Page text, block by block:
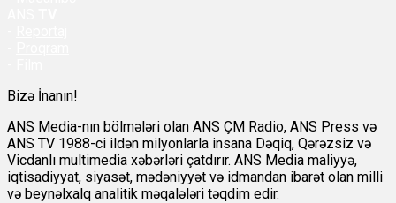
Bizə İnanın!
ANS Media-nın bölmələri olan ANS ÇM Radio, ANS Press və
ANS TV 1988-ci ildən milyonlarla insana Dəqiq, Qərəzsiz və
Vicdanlı multimedia xəbərləri çatdırır. ANS Media maliyyə,
iqtisadiyyat, siyasət, mədəniyyət və idmandan ibarət olan milli
və beynəlxalq analitik məqalələri təqdim edir.